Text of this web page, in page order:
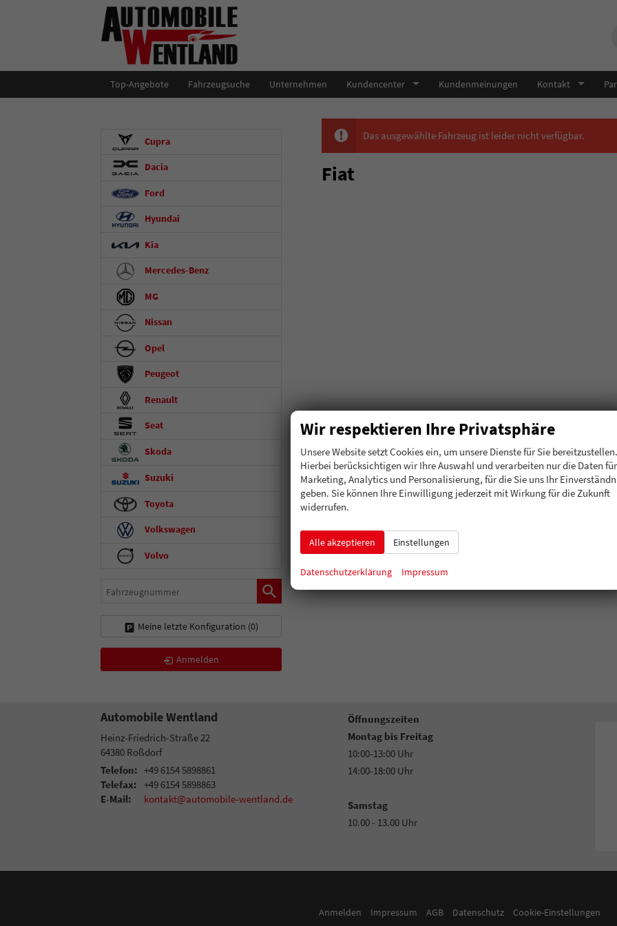
Top-Angebote Fahrzeugsuche Unternehmen Kundencenter Kundenmeinungen Kontakt
Das ausgewählte Fahrzeug ist leider nicht verfügbar.
Fiat
Cupra
Dacia
Ford
Hyundai
Kia
Mercedes-Benz
MG
Nissan
Opel
Peugeot
Renault
Seat
Skoda
Suzuki
Toyota
Volkswagen
Volvo
Fahrzeugnummer
Meine letzte Konfiguration (0)
Anmelden
Automobile Wentland
Heinz-Friedrich-Straße 22
64380 Roßdorf
Telefon: +49 6154 5898861
Telefax: +49 6154 5898863
E-Mail:
kontakt@automobile-wentland.de
Öffnungszeiten
Montag bis Freitag
10:00-13:00 Uhr
14:00-18:00 Uhr
Samstag
10.00 - 13.00 Uhr
Anmelden Impressum AGB Datenschutz Cookie-Einstellungen
Wir respektieren Ihre Privatsphäre
Unsere Website setzt Cookies ein, um unsere Dienste für Sie bereitzustellen.
Hierbei berücksichtigen wir Ihre Auswahl und verarbeiten nur die Daten für
Marketing, Analytics und Personalisierung, für die Sie uns Ihr
geben. Sie können Ihre Einwilligung jederzeit mit Wirkung für die Zukunft
widerrufen.
Alle akzeptieren Einstellungen
Datenschutzerklärung Impressum